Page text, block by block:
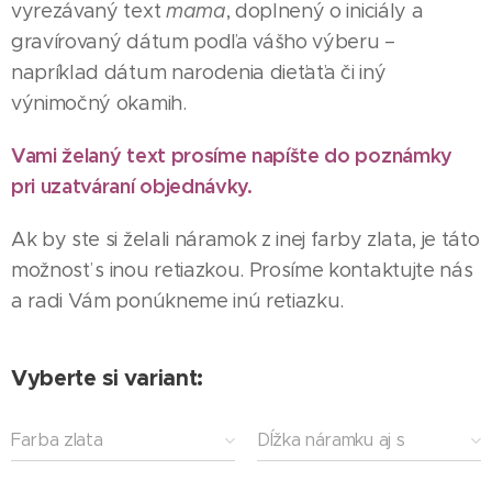
vyrezávaný text mama, doplnený o iniciály a
gravírovaný dátum podľa vášho výberu –
napríklad dátum narodenia dieťaťa či iný
výnimočný okamih.
Vami želaný text prosíme napíšte do poznámky
pri uzatváraní objednávky.
Ak by ste si želali náramok z inej farby zlata, je táto
možnosť s inou retiazkou. Prosíme kontaktujte nás
a radi Vám ponúkneme inú retiazku.
Vyberte si variant:
Farba zlata
Dĺžka náramku aj s